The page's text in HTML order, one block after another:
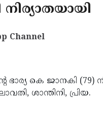
Channel
കെ ജാനകി (79)
ശാന്തിനി, പ്രിയ.